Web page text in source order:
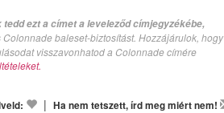
ezt a címet a leveleződ címjegyzékébe,
baleset-biztosítást. Hozzájárulok, hogy
visszavonhatod a Colonnade címére
| Ha nem tetszett, írd meg miért nem!